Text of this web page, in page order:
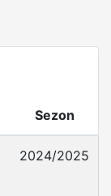
Sezon
2024/2025